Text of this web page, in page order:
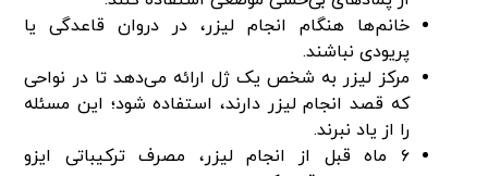
خانم‌ها هنگام انجام لیزر، در دروان قاعدگی یا
پریودی نباشند.
مرکز لیزر به شخص یک ژل ارائه می‌دهد تا در نواحی
که قصد انجام لیزر دارند، استفاده شود؛ این مسئله
را از یاد نبرند.
۶ ماه قبل از انجام لیزر، مصرف ترکیباتی ایزو